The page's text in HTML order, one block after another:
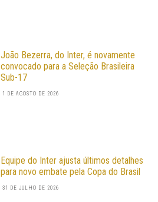
João Bezerra, do Inter, é novamente
convocado para a Seleção Brasileira
Sub-17
1 DE AGOSTO DE 2026
Equipe do Inter ajusta últimos detalhes
para novo embate pela Copa do Brasil
31 DE JULHO DE 2026